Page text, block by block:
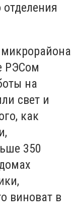
РЭСом
на
свет и
как
350
виноват в